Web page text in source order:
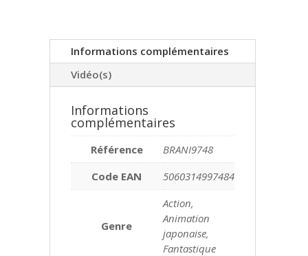
Informations complémentaires
Vidéo(s)
Informations
complémentaires
Référence
BRANI9748
Code EAN
5060314997484
Genre
Action,
Animation
japonaise,
Fantastique